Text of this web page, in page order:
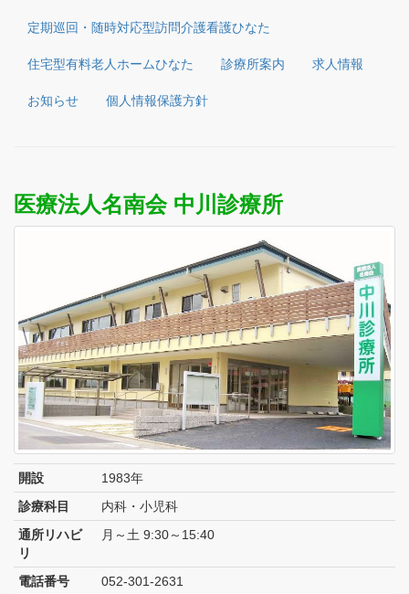
定期巡回・随時対応型訪問介護看護ひなた
住宅型有料老人ホームひなた 診療所案内 求人情報
お知らせ 個人情報保護方針
医療法人名南会 中川診療所
開設
1983年
診療科目
内科・小児科
通所リハビ
リ
月～土 9:30～15:40
電話番号
052-301-2631